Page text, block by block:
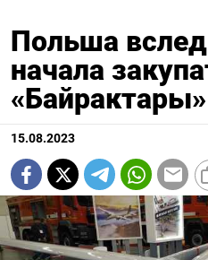
Польша
начала
«Байрактары»
15.08.2023